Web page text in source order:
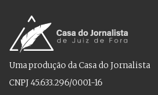
Uma produção da Casa do Jornalista
CNPJ 45.633.296/0001-16